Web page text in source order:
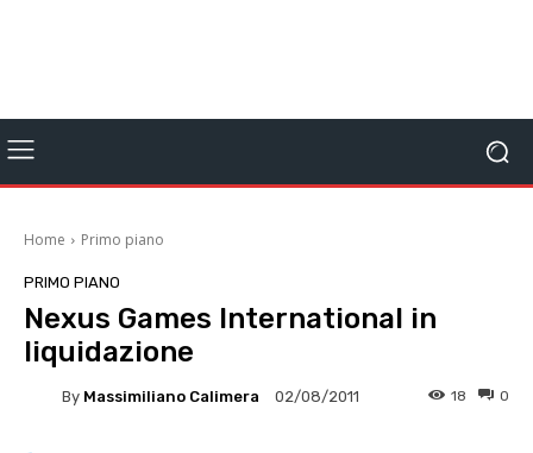
Home Primo piano
PRIMO PIANO
Nexus Games International in
liquidazione
By Massimiliano Calimera 02/08/2011 0
18